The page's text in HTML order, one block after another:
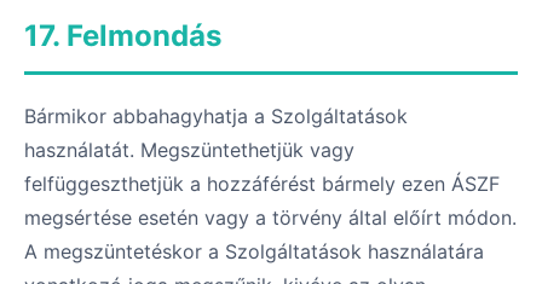
17. Felmondás
Bármikor abbahagyhatja a Szolgáltatások
használatát. Megszüntethetjük vagy
felfüggeszthetjük a hozzáférést bármely ezen ÁSZF
megsértése esetén vagy a törvény által előírt módon.
A megszüntetéskor a Szolgáltatások használatára